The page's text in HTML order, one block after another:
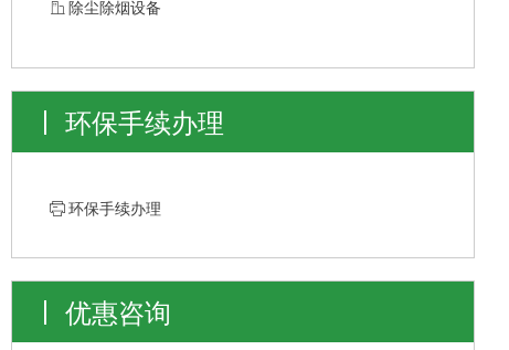
优惠咨询
ꀶ 除尘除烟设备
环保手续办理
ꁧ 环保手续办理